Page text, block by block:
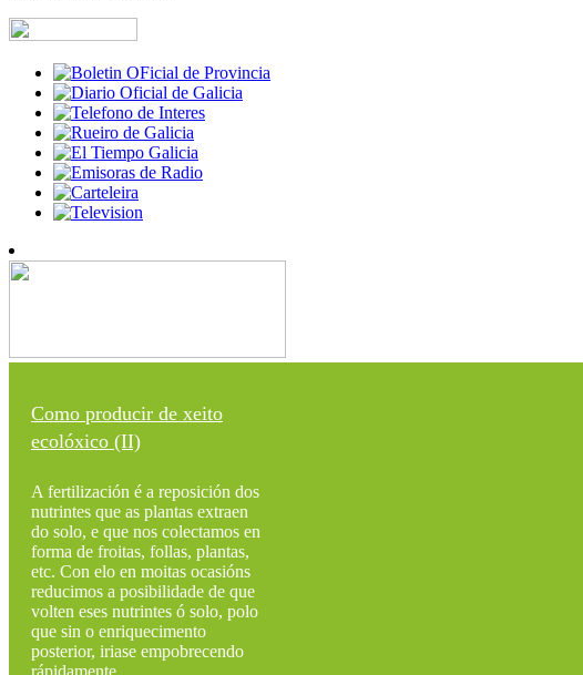
Como producir de xeito
ecolóxico (II)
A fertilización é a reposición dos
nutrintes que as plantas extraen
do solo, e que nos colectamos en
forma de froitas, follas, plantas,
etc. Con elo en moitas ocasións
reducimos a posibilidade de que
volten eses nutrintes ó solo, polo
que sin o enriquecimento
posterior, iriase empobrecendo
rápidamente...